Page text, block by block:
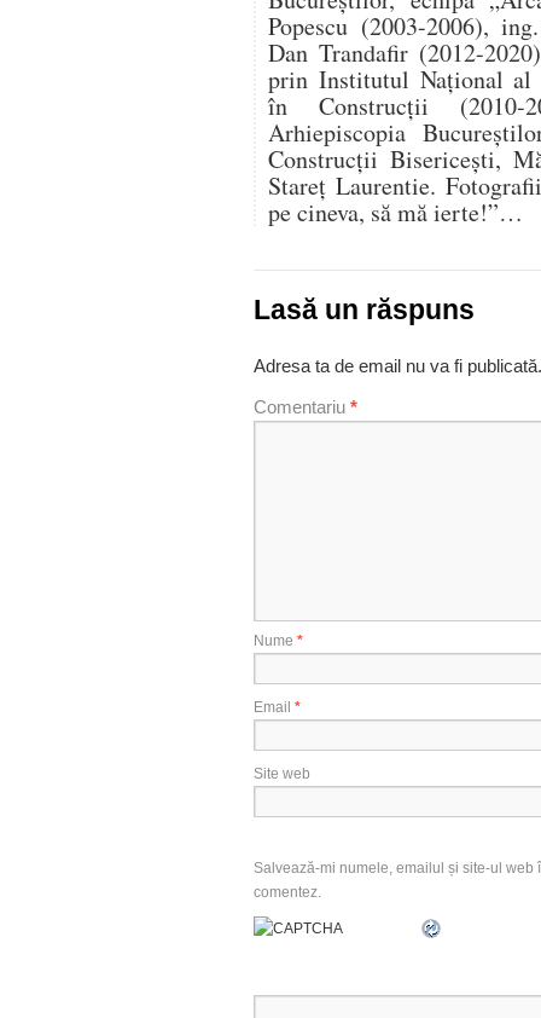
Popescu (2003-2006),
Dan Trandafir (2012-
prin Institutul Național al
în Construcții (2010-
Arhiepiscopia
Construcții Bisericești,
Stareț Laurentie.
pe cineva, să mă ierte!”…
Lasă un răspuns
Adresa ta de email nu va fi publicată.
Comentariu *
Nume *
Email *
Site web
Salvează-mi numele, emailul și site-ul
comentez.